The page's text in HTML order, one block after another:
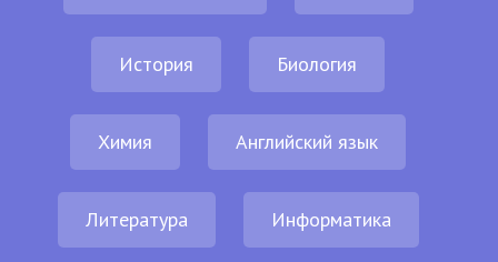
История Биология
Химия Английский язык
Литература Информатика